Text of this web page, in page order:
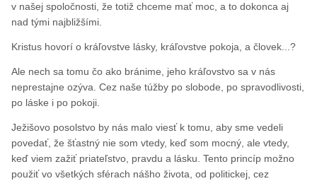
v našej spoločnosti, že totiž chceme mať moc, a to dokonca aj
nad tými najbližšími.
Kristus hovorí o kráľovstve lásky, kráľovstve pokoja, a človek...?
Ale nech sa tomu čo ako bránime, jeho kráľovstvo sa v nás
neprestajne ozýva. Cez naše túžby po slobode, po spravodlivosti,
po láske i po pokoji.
Ježišovo posolstvo by nás malo viesť k tomu, aby sme vedeli
povedať, že šťastný nie som vtedy, keď som mocný, ale vtedy,
keď viem zažiť priateľstvo, pravdu a lásku. Tento princíp možno
použiť vo všetkých sférach nášho života, od politickej, cez